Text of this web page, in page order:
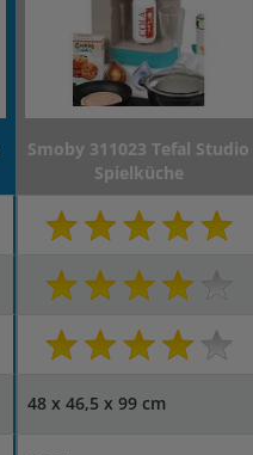
Smoby 311023 Tefal Studio
Spielküche
48 x 46,5 x 99 cm